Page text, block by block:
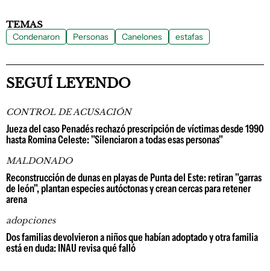
TEMAS
Condenaron Personas Canelones estafas
SEGUÍ LEYENDO
CONTROL DE ACUSACIÓN
Jueza del caso Penadés rechazó prescripción de víctimas desde 1990
hasta Romina Celeste: "Silenciaron a todas esas personas"
MALDONADO
Reconstrucción de dunas en playas de Punta del Este: retiran "garras
de león", plantan especies autóctonas y crean cercas para retener
arena
adopciones
Dos familias devolvieron a niños que habían adoptado y otra familia
está en duda: INAU revisa qué falló